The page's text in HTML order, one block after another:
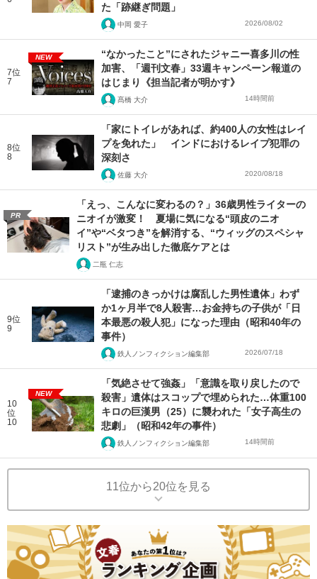
た「跡継ぎ問題」
中岡 愛子 2026/08/02
7位
7
NEW
“なかったこと”にされたジャニー喜多川の性
加害、「週刊文春」33週キャンペーン報道の
はじまり《担当記者が明かす》
髙橋 大介 14時間前
8位
8
「家にトイレがあれば、約400人の女性はレイ
プを免れた」 インドにおけるレイプ犯罪の
深刻さ
佐藤 大介 2020/08/18
PR
「えっ、こんなに変わるの？」36歳男性ライターの
ニオイが激変！ 夏場に気になる“頭皮のニオ
イ”や“ベタつき”を解消する、“ウィッグのスペシャ
リスト”が生み出した徹底ケアとは
二瓶 仁志
9位
9
「逮捕のきっかけは腐乱した男性遺体」わず
か1ヶ月半で8人殺害…お金持ちの子供が「日
本最悪の殺人犯」になった理由（昭和40年の
事件）
鉄人ノンフィクション編集部 2026/07/18
10
位
10
NEW
「気絶させて強姦」「意識を取り戻したので
殺害」遺体はスコップで埋められた…体重100
キロの巨漢男（25）に襲われた「女子高生の
悲劇」（昭和42年の事件）
鉄人ノンフィクション編集部 14時間前
11位から20位を見る